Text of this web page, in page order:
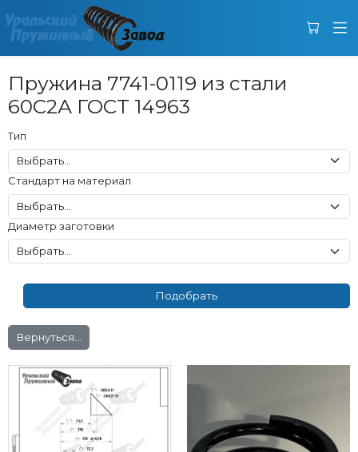
Пружина 7741-0119 из стали
60С2А ГОСТ 14963
Тип
Стандарт на материал
Диаметр заготовки
Вернуться...